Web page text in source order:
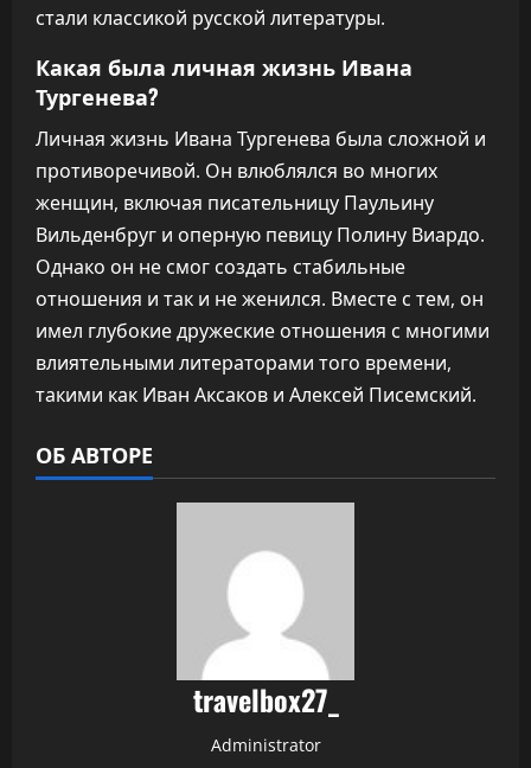
стали классикой русской литературы.
Какая была личная жизнь Ивана
Тургенева?
Личная жизнь Ивана Тургенева была сложной и
противоречивой. Он влюблялся во многих
женщин, включая писательницу Паульину
Вильденбруг и оперную певицу Полину Виардо.
Однако он не смог создать стабильные
отношения и так и не женился. Вместе с тем, он
имел глубокие дружеские отношения с многими
влиятельными литераторами того времени,
такими как Иван Аксаков и Алексей Писемский.
ОБ АВТОРЕ
travelbox27_
Administrator